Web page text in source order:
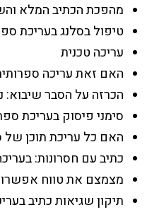
מהפכת הכתיב המלא
טיפול בסלנג בעריכת
עריכה טכנית
האם זאת עריכה
הכרזה על הסבר שיבוא:
סימני פיסוק בעריכת
האם כל עריכת תוכן של
כתיב עם חסרונות:
מצמצם את טווח
תיקון שגיאות כתיב